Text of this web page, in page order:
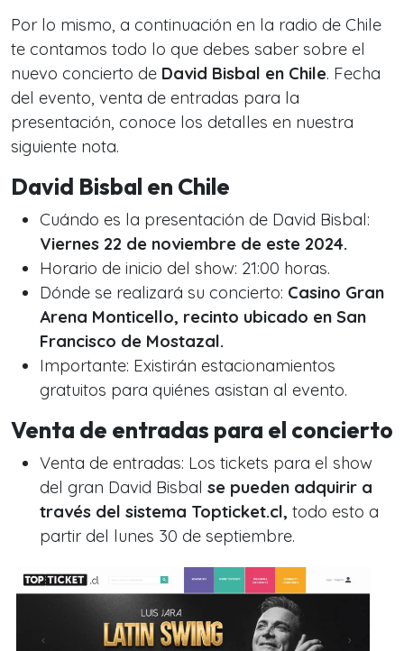
Por lo mismo, a continuación en la radio de Chile
te contamos todo lo que debes saber sobre el
nuevo concierto de David Bisbal en Chile. Fecha
del evento, venta de entradas para la
presentación, conoce los detalles en nuestra
siguiente nota.
David Bisbal en Chile
Cuándo es la presentación de David Bisbal:
Viernes 22 de noviembre de este 2024.
Horario de inicio del show: 21:00 horas.
Dónde se realizará su concierto: Casino Gran
Arena Monticello, recinto ubicado en San
Francisco de Mostazal.
Importante: Existirán estacionamientos
gratuitos para quiénes asistan al evento.
Venta de entradas para el concierto
Venta de entradas: Los tickets para el show
del gran David Bisbal se pueden adquirir a
través del sistema Topticket.cl, todo esto a
partir del lunes 30 de septiembre.